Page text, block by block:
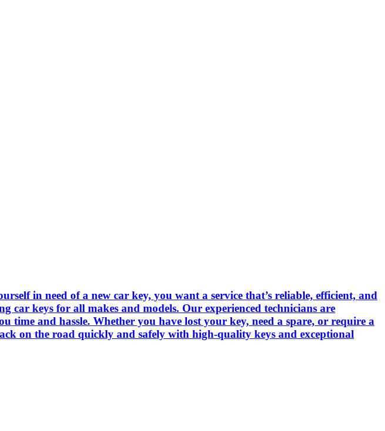
in need of a new car key, you want a service that’s reliable, efficient, and
car keys for all makes and models. Our experienced technicians are
time and hassle. Whether you have lost your key, need a spare, or require a
on the road quickly and safely with high-quality keys and exceptional